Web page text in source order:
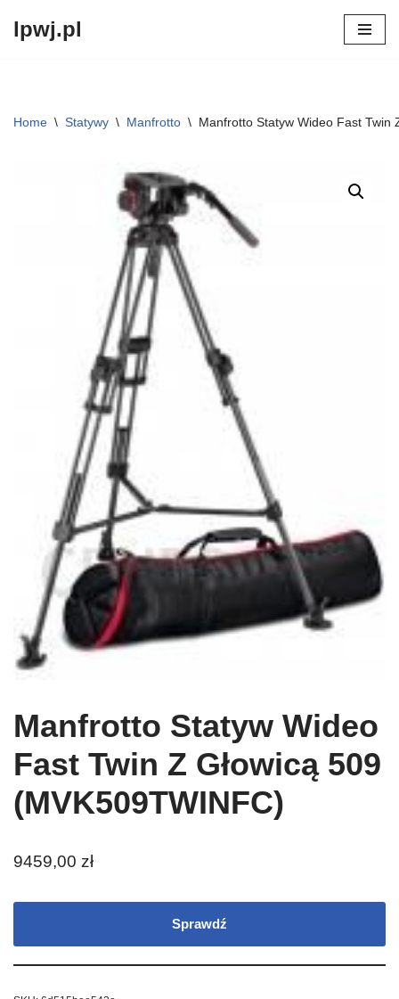
lpwj.pl
Home \ Statywy \ Manfrotto \ Manfrotto Statyw Wideo Fast Twin
Manfrotto Statyw Wideo
Fast Twin Z Głowicą 509
(MVK509TWINFC)
9459,00 zł
Sprawdź